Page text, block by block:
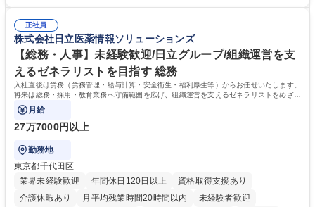
万～・残業10H◆食品原料・健康食品の商社
演算ができる方 ・業務ルールや指示を理解し、行動できる方 学歴・資格
学歴：大学院 大学 短大 語学力： 資格：
正社員
株式会社日立医薬情報ソリューションズ
【総務・人事】未経験歓迎/日立グループ/組織運営を支
えるゼネラリストを目指す 総務
入社直後は労務（労務管理・給与計算・安全衛生・福利厚生等）からお任せいたします。
将来は総務・採用・教育業務へ守備範囲を広げ、組織運営を支えるゼネラリストをめざせ
ます。
月給
27万7000円以上
勤務地
東京都千代田区
業界未経験歓迎
年間休日120日以上
資格取得支援あり
介護休暇あり
月平均残業時間20時間以内
未経験者歓迎